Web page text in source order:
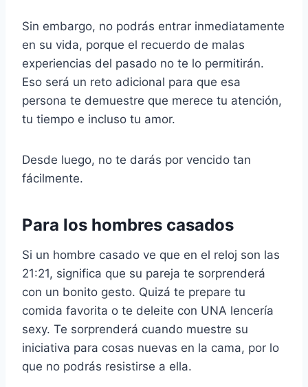
Sin embargo, no podrás entrar inmediatamente
en su vida, porque el recuerdo de malas
experiencias del pasado no te lo permitirán.
Eso será un reto adicional para que esa
persona te demuestre que merece tu atención,
tu tiempo e incluso tu amor.
Desde luego, no te darás por vencido tan
fácilmente.
Para los hombres casados
Si un hombre casado ve que en el reloj son las
21:21, significa que su pareja te sorprenderá
con un bonito gesto. Quizá te prepare tu
comida favorita o te deleite con UNA lencería
sexy. Te sorprenderá cuando muestre su
iniciativa para cosas nuevas en la cama, por lo
que no podrás resistirse a ella.